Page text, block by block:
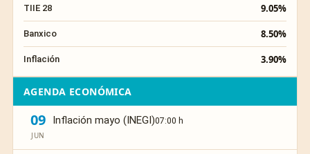
TIIE 28 9.05%
Banxico 8.50%
Inflación 3.90%
AGENDA ECONÓMICA
09
JUN
Inflación mayo (INEGI)07:00 h